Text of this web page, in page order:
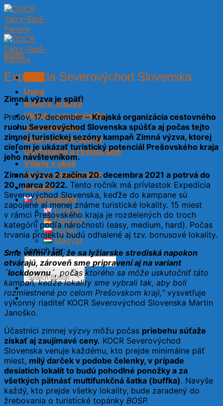
Skip
to
content
Úvod
Kultúra, múzeá
Vidiek a agroturistika
Letná turistika
Zima a zimné športy
Ubytovanie a reštaurácie
Výlety v okolí
TOP 10 ATRAKTIVÍT
Kontakt
Slovenčina
English
Deutsch
Polski
Magyar
Search for:
Search Button
Aktuality
Expedícia Severovýchod Slovenska
Zimná výzva je späť!
Prešov, 17. december –Krajská organizácia cestovného
ruchu Severovýchod Slovenska spúšťa aj počas tejto
zimnej turistickej sezóny kampaň Zimná výzva, ktorej
cieľom je ukázať turistický potenciál Prešovského kraja
jeho návštevníkom.
Zimná výzva 2 začína 20. decembra 2021 a potrvá do
20. marca 2022. Tento ročník má prívlastok Expedícia
Severovýchod Slovenska, keďže do kampane sú
zapojené aj menej známe turistické lokality. 15 miest
v rámci Prešovského kraja je rozdelených do troch
kategórii podľa náročnosti (easy, medium, hard). Počas
trvania projektu budú odhalené aj tzv. bonusové lokality.
Sme veľmi radi, že sa lyžiarske strediská napokon
otvárajú, zároveň sme pripravení aj na variant
´lockdownu´, počas ktorého sa môže uskutočniť táto
kampaň, keďže lokality sme vybrali tak, aby boli
rozmiestnené po celom Prešovskom kraji,“ vysvetľuje
výkonný riaditeľ KOCR Severovýchod Slovenska Martin
Janoško.
Účastníci zimnej výzvy môžu počas priebehu súťaže
získať aj zaujímavé ceny. KOCR Severovýchod
Slovenska venuje každému, kto prejde minimálne päť
miest, milý darček v podobe čelenky, v prípade
desiatich lokalít to budú pohodlné ponožky a za
všetkých pätnásť multifunkčná šatka (buffka). Navyše
každý, kto prejde všetky lokality, bude zaradený do
žrebovania o turistické topánky BOSP.